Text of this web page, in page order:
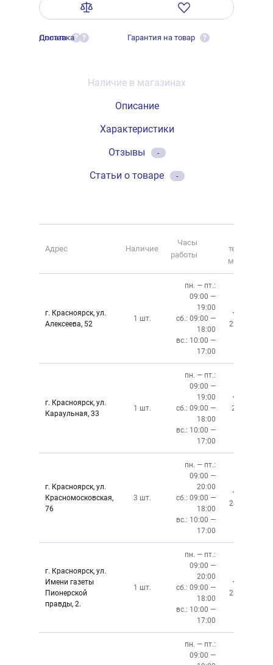
Оплата ?
Доставка ? Гарантия на товар ?
Наличие в магазинах
Описание
Характеристики
Отзывы
-
Статьи о товаре -
Адрес Наличие
Часы
работы
телефона
магазина
г. Красноярск, ул.
Алексеева, 52
1 шт.
пн. — пт.:
09:00 —
19:00
сб.: 09:00 —
18:00
вс.: 10:00 —
17:00
+7 (391)
220-08-02
г. Красноярск, ул.
Караульная, 33
1 шт.
пн. — пт.:
09:00 —
19:00
сб.: 09:00 —
18:00
вс.: 10:00 —
17:00
+7 (391)
219‒01‒
г. Красноярск, ул.
Красномосковская,
76
3 шт.
пн. — пт.:
09:00 —
20:00
сб.: 09:00 —
18:00
вс.: 10:00 —
17:00
+7 (391)
243-83-01
г. Красноярск, ул.
Имени газеты
Пионерской
правды, 2.
1 шт.
пн. — пт.:
09:00 —
20:00
сб.: 09:00 —
18:00
вс.: 10:00 —
17:00
+7 (391)
237-34-34
пн. — пт.:
09:00 —